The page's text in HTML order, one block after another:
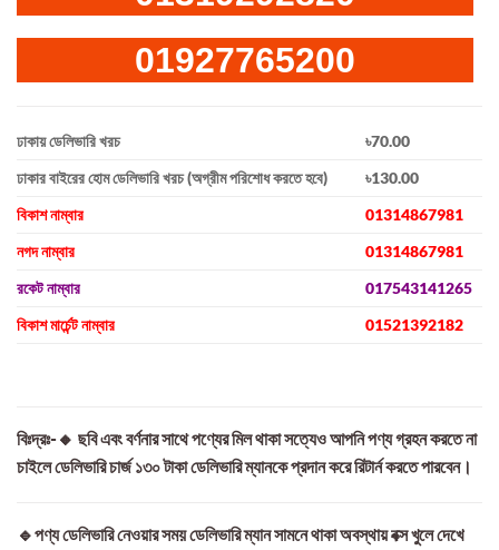
01927765200
ঢাকায় ডেলিভারি খরচ
৳70.00
ঢাকার বাইরের হোম ডেলিভারি খরচ (অগ্রীম পরিশোধ করতে হবে)
৳130.00
বিকাশ নাম্বার
01314867981
নগদ নাম্বার
01314867981
রকেট নাম্বার
017543141265
বিকাশ মার্চেন্ট নাম্বার
01521392182
বিঃদ্রঃ-🔸 ছবি এবং বর্ণনার সাথে পণ্যের মিল থাকা সত্যেও আপনি পণ্য গ্রহন করতে না
চাইলে ডেলিভারি চার্জ ১৩০ টাকা ডেলিভারি ম্যানকে প্রদান করে রিটার্ন করতে পারবেন।
🔹পণ্য ডেলিভারি নেওয়ার সময় ডেলিভারি ম্যান সামনে থাকা অবস্থায় বক্স খুলে দেখে